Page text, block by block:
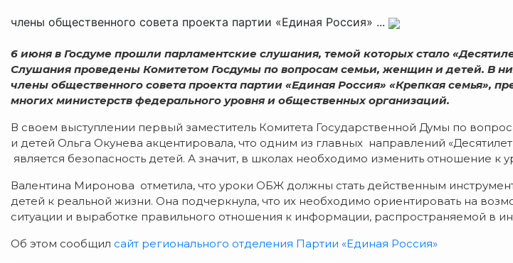
члены общественного совета проекта партии «Единая Россия» ...
6 июня в Госдуме прошли парламентские слушания, темой которых стало
Слушания проведены Комитетом Госдумы по вопросам семьи, женщин и детей. В
члены общественного совета проекта партии «Единая Россия» «Крепкая семья»,
многих министерств федерального уровня и общественных организаций.
В своем выступлении первый заместитель Комитета Государственной Думы по
и детей Ольга Окунева акцентировала, что одним из главных направлений
является безопасность детей. А значит, в школах необходимо изменить отношение к
Валентина Миронова отметила, что уроки ОБЖ должны стать действенным
детей к реальной жизни. Она подчеркнула, что их необходимо ориентировать на
ситуации и выработке правильного отношения к информации, распространяемой в
Об этом сообщил сайт регионального отделения Партии «Единая Россия»